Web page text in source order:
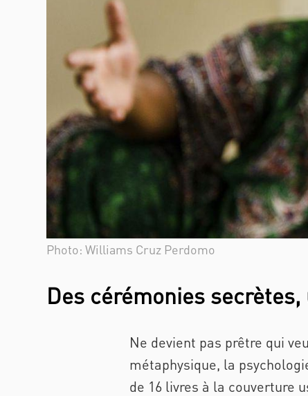
Photo: Williams Cruz Perdomo
Des cérémonies
Ne devient pas prêtre qui
métaphysique, la
de 16 livres à la couverture